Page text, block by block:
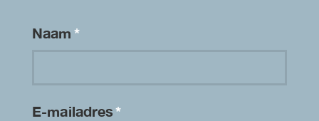
Naam*
E-mailadres*